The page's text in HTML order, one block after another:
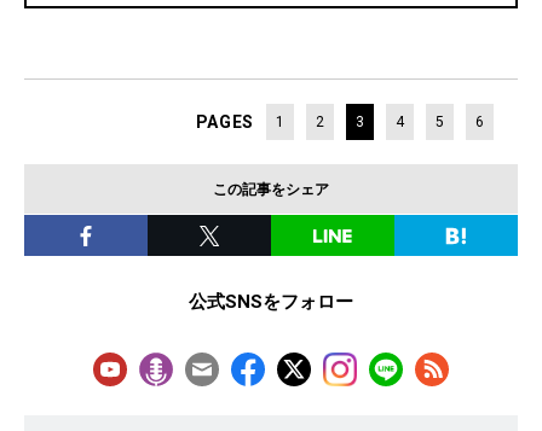
PAGES 1 2 3 4 5 6
この記事をシェア
公式SNSをフォロー